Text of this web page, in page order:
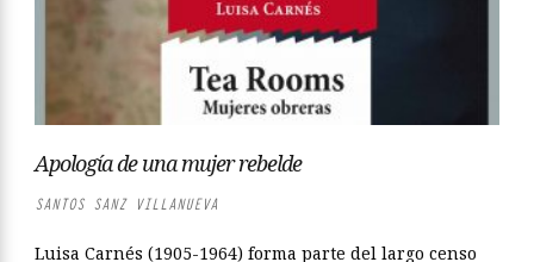
Apología de una mujer rebelde
SANTOS SANZ VILLANUEVA
Luisa Carnés (1905-1964) forma parte del largo censo